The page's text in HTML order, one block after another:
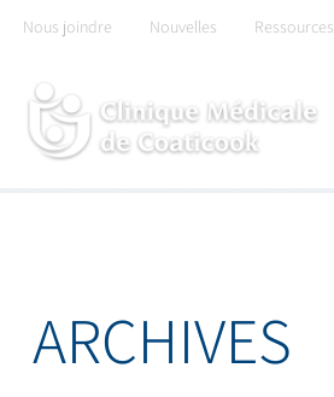
Skip
content
Nous joindre Nouvelles Ressources
ARCHIVES